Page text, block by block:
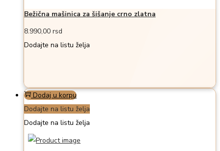
Bežična mašinica za šišanje crno zlatna
8.990,00 rsd
Dodajte na listu želja
Dodaj u korpu
Dodajte na listu želja
Dodajte na listu želja